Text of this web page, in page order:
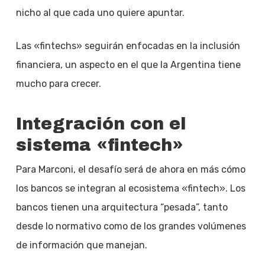
nicho al que cada uno quiere apuntar.
Las «fintechs» seguirán enfocadas en la inclusión
financiera, un aspecto en el que la Argentina tiene
mucho para crecer.
Integración con el
sistema «fintech»
Para Marconi, el desafío será de ahora en más cómo
los bancos se integran al ecosistema «fintech». Los
bancos tienen una arquitectura “pesada”, tanto
desde lo normativo como de los grandes volúmenes
de información que manejan.